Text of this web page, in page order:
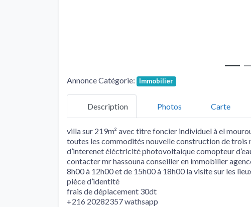
Annonce Catégorie: Immobilier
Description Photos Carte
villa sur 219m² avec titre foncier individuel à el
toutes les commodités nouvelle construction de trois
d’interenet éléctricité photovoltaique comopteur
contacter mr hassouna conseiller en immobilier
8h00 à 12h00 et de 15h00 à 18h00 la visite sur les
pièce d’identité
frais de déplacement 30dt
+216 20282357 wathsapp